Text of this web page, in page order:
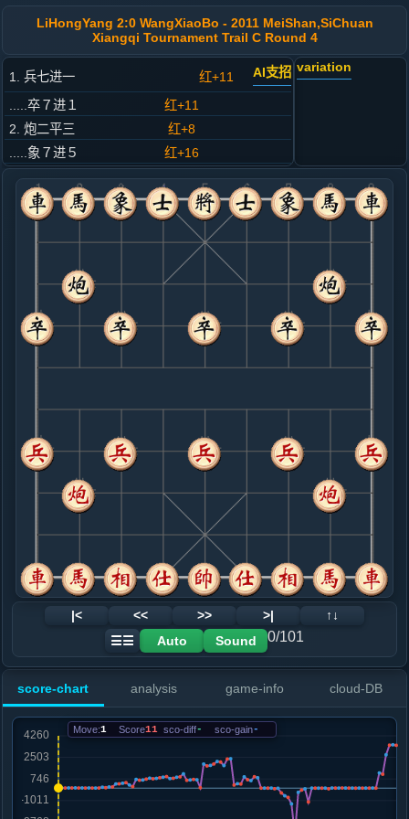
LiHongYang 2:0 WangXiaoBo - 2011 MeiShan,SiChuan
Xiangqi Tournament Trail C Round 4
1. 兵七进一 红+11 AI支招
.....卒７进１
红+11
2. 炮二平三
红+8
.....象７进５
红+16
3. 马二进一
红+14
.....马８进７
红+18
4. 车一平二
红+9
.....车９平８
红+13
5. 车二进四
红+7
.....砲８平９
6. 车二进五
红+9
.....马７退８
红+8
7. 炮八平五
红+10
马八进七
8. 车九进一
红+36
.....马８进７
红+95
车１进１
9. 马八进七
红+96
.....马７进８
10. 车九平二
红+348
.....马８进９
红+396
红+448
炮三平二
.....车１进１
红+254
12. 车二进五
红+122
车二进六
红+711
卒７进１
13. 车二平一
红+645
.....车１平６
红+811
卒９进１
15. 车一退一
.....车６进７
红+794
16. 炮三进一
红+846
variation
|< << >> >|
↑↓
☰☰
Auto Sound 0/101
score-chart analysis game-info cloud-DB
Move:1 Score11 sco-diff- sco-gain-